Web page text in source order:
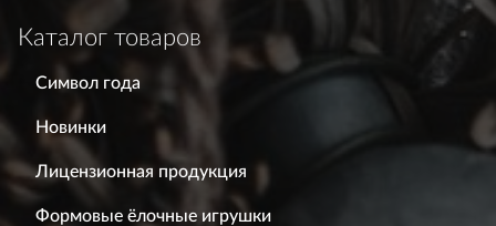
Каталог товаров
Символ года
Новинки
Лицензионная продукция
Формовые ёлочные игрушки